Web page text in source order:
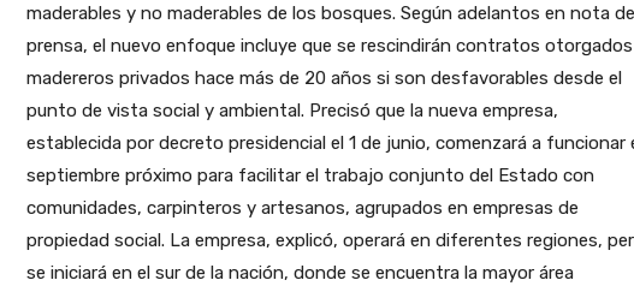
maderables y no maderables de los bosques. Según adelantos en nota de
prensa, el nuevo enfoque incluye que se rescindirán contratos
madereros privados hace más de 20 años si son desfavorables desde el
punto de vista social y ambiental. Precisó que la nueva empresa,
establecida por decreto presidencial el 1 de junio, comenzará a funcionar
septiembre próximo para facilitar el trabajo conjunto del Estado con
comunidades, carpinteros y artesanos, agrupados en empresas de
propiedad social. La empresa, explicó, operará en diferentes regiones,
se iniciará en el sur de la nación, donde se encuentra la mayor área